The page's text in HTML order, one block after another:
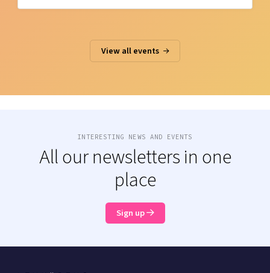
View all events
INTERESTING NEWS AND EVENTS
All our newsletters in one
place
Sign up